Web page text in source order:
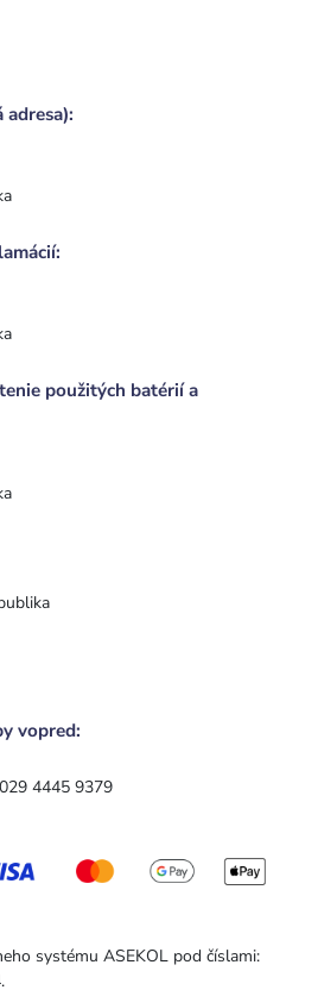
použitých batérií a
vopred:
4445 9379
systému ASEKOL pod číslami: